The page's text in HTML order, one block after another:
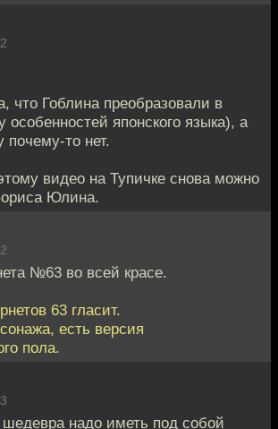
что Гоблина преобразовали в
особенностей японского языка), а
то нет.
видео на Тупичке снова можно
Юлина.
№63 во всей красе.
63 гласит.
есть версия
пола.
надо иметь под собой